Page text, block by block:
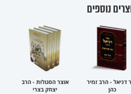
נוספים
דניאל - הרב זמיר
כהן
אוצר הסגולות - הרב
יצחק בצרי